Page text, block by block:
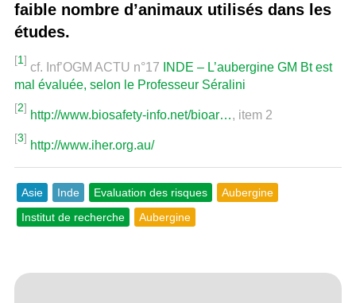
faible nombre d’animaux utilisés dans les
études.
[1]
cf. Inf’OGM ACTU n°17
INDE – L’aubergine GM Bt est
mal évaluée, selon le Professeur Séralini
[2]
http://www.biosafety-info.net/bioar…, item 2
[3]
http://www.iher.org.au/
Asie Inde Evaluation des risques
Aubergine
Institut de recherche
Aubergine